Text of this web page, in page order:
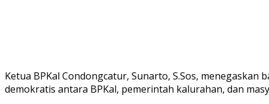
Ketua BPKal Condongcatur, Sunarto, S.Sos,
demokratis antara BPKal, pemerintah kalurahan, dan